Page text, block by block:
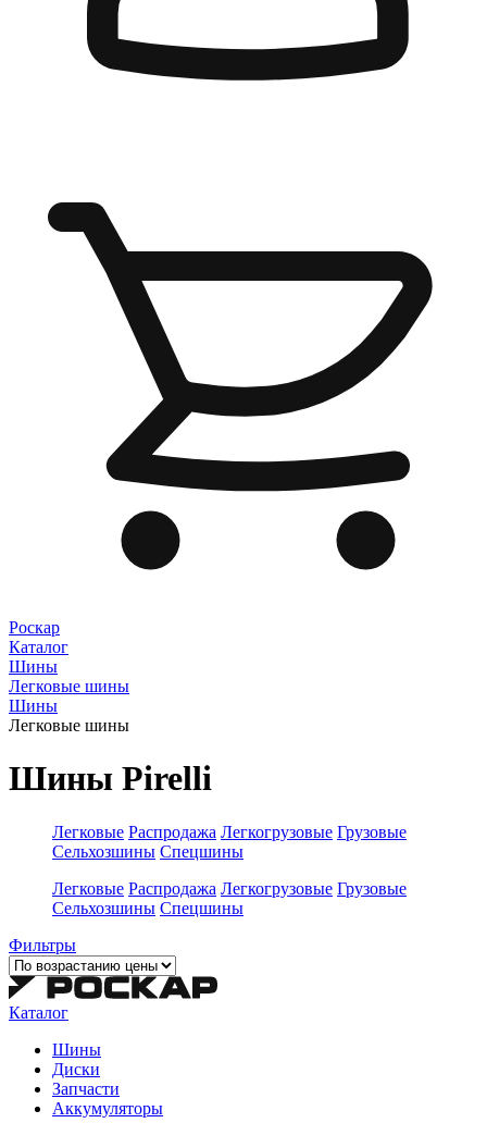
Роскар
Каталог
Шины
Легковые шины
Шины
Легковые шины
Шины Pirelli
Легковые Распродажа Легкогрузовые Грузовые
Сельхозшины Спецшины
Легковые Распродажа Легкогрузовые Грузовые
Сельхозшины Спецшины
Фильтры
Каталог
Шины
Диски
Запчасти
Аккумуляторы